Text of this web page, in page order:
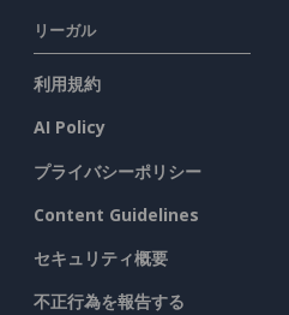
リーガル
利用規約
AI Policy
プライバシーポリシー
Content Guidelines
セキュリティ概要
不正行為を報告する